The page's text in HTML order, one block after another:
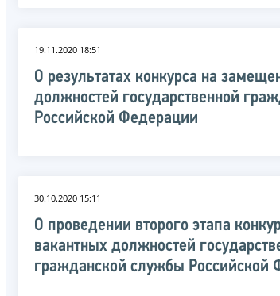
19.11.2020 18:51
О результатах конкурса на
должностей государственной
Российской Федерации
30.10.2020 15:11
О проведении второго этапа
вакантных должностей
гражданской службы Российской